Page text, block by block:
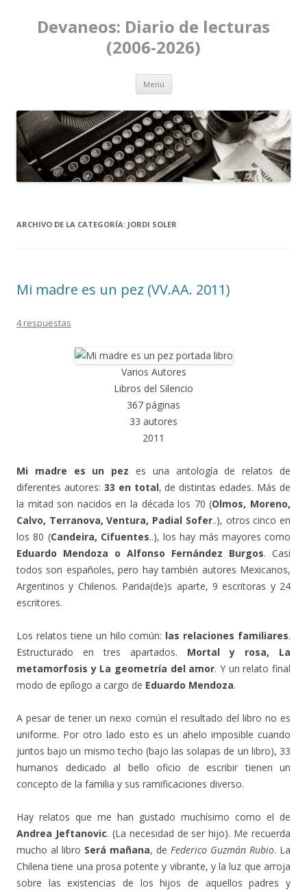
Devaneos: Diario de lecturas
(2006-2026)
Menú Ir al contenido
ARCHIVO DE LA CATEGORÍA: JORDI SOLER
Mi madre es un pez (VV.AA. 2011)
4 respuestas
Varios Autores
Libros del Silencio
367 páginas
33 autores
2011
Mi madre es un pez es una antología de relatos de
diferentes autores: 33 en total, de distintas edades. Más de
la mitad son nacidos en la década los 70 (Olmos, Moreno,
Calvo, Terranova, Ventura, Padial Sofer..), otros cinco en
los 80 (Candeira, Cifuentes..), los hay más mayores como
Eduardo Mendoza o Alfonso Fernández Burgos. Casi
todos son españoles, pero hay también autores Mexicanos,
Argentinos y Chilenos. Parida(de)s aparte, 9 escritoras y 24
escritores.
Los relatos tiene un hilo común: las relaciones familiares.
Estructurado en tres apartados. Mortal y rosa, La
metamorfosis y La geometría del amor. Y un relato final
modo de epílogo a cargo de Eduardo Mendoza.
A pesar de tener un nexo común el resultado del libro no es
uniforme. Por otro lado esto es un ahelo imposible cuando
juntos bajo un mismo techo (bajo las solapas de un libro), 33
humanos dedicado al bello oficio de escribir tienen un
concepto de la familia y sus ramificaciones diverso.
Hay relatos que me han gustado muchísimo como el de
Andrea Jeftanovic. (La necesidad de ser hijo). Me recuerda
mucho al libro Será mañana, de Federico Guzmán Rubio. La
Chilena tiene una prosa potente y vibrante, y la luz que arroja
sobre las existencias de los hijos de aquellos padres y